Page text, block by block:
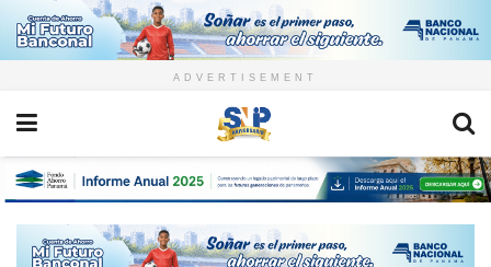
ADVERTISEMENT